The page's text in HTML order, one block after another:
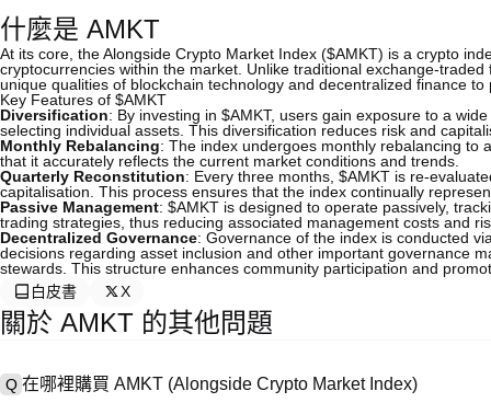
什麼是 AMKT
At its core, the Alongside Crypto Market Index ($AMKT) is a crypto
cryptocurrencies within the market. Unlike traditional exchange-
unique qualities of blockchain technology and decentralized finance
Key Features of $AMKT
Diversification: By investing in $AMKT, users gain exposure to a
selecting individual assets. This diversification reduces risk and
Monthly Rebalancing: The index undergoes monthly rebalancing to
that it accurately reflects the current market conditions and trends.
Quarterly Reconstitution: Every three months, $AMKT is re-
capitalisation. This process ensures that the index continually
Passive Management: $AMKT is designed to operate passively,
trading strategies, thus reducing associated management costs and
Decentralized Governance: Governance of the index is conducted
decisions regarding asset inclusion and other important governance
stewards. This structure enhances community participation and
白皮書
X
關於 AMKT 的其他問題
Q 在哪裡購買 AMKT (Alongside Crypto Market Index)